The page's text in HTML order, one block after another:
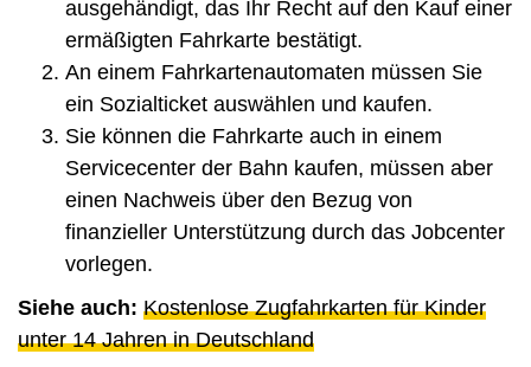
ausgehändigt, das Ihr Recht auf den Kauf einer
ermäßigten Fahrkarte bestätigt.
An einem Fahrkartenautomaten müssen Sie
ein Sozialticket auswählen und kaufen.
Sie können die Fahrkarte auch in einem
Servicecenter der Bahn kaufen, müssen aber
einen Nachweis über den Bezug von
finanzieller Unterstützung durch das Jobcenter
vorlegen.
Siehe auch: Kostenlose Zugfahrkarten für Kinder
unter 14 Jahren in Deutschland